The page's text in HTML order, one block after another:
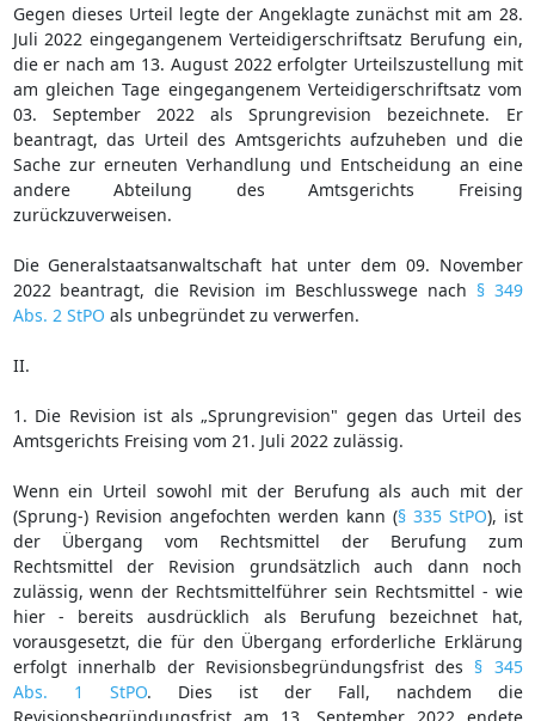
Gegen dieses Urteil legte der Angeklagte zunächst mit am 28.
Juli 2022 eingegangenem Verteidigerschriftsatz Berufung ein,
die er nach am 13. August 2022 erfolgter Urteilszustellung mit
am gleichen Tage eingegangenem Verteidigerschriftsatz vom
03. September 2022 als Sprungrevision bezeichnete. Er
beantragt, das Urteil des Amtsgerichts aufzuheben und die
Sache zur erneuten Verhandlung und Entscheidung an eine
andere Abteilung des Amtsgerichts Freising
zurückzuverweisen.
Die Generalstaatsanwaltschaft hat unter dem 09. November
2022 beantragt, die Revision im Beschlusswege nach § 349
Abs. 2 StPO als unbegründet zu verwerfen.
II.
1. Die Revision ist als „Sprungrevision" gegen das Urteil des
Amtsgerichts Freising vom 21. Juli 2022 zulässig.
Wenn ein Urteil sowohl mit der Berufung als auch mit der
(Sprung-) Revision angefochten werden kann (§ 335 StPO), ist
der Übergang vom Rechtsmittel der Berufung zum
Rechtsmittel der Revision grundsätzlich auch dann noch
zulässig, wenn der Rechtsmittelführer sein Rechtsmittel - wie
hier - bereits ausdrücklich als Berufung bezeichnet hat,
vorausgesetzt, die für den Übergang erforderliche Erklärung
erfolgt innerhalb der Revisionsbegründungsfrist des § 345
Abs. 1 StPO. Dies ist der Fall, nachdem die
Revisionsbegründungsfrist am 13. September 2022 endete